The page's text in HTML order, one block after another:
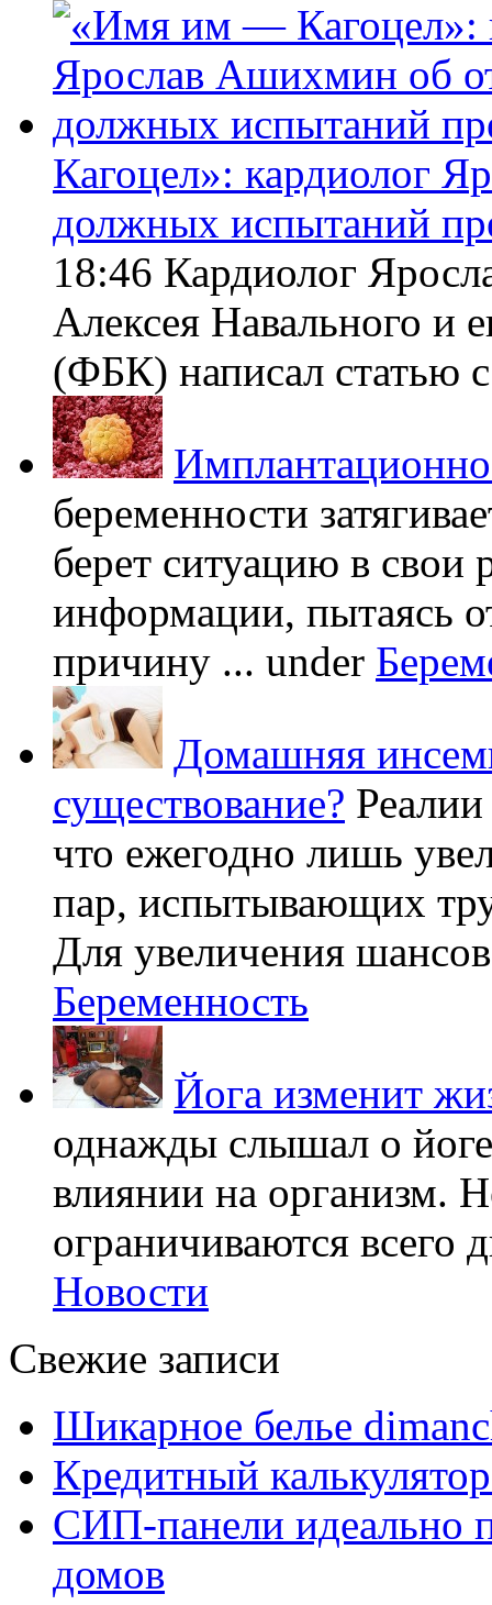
Кагоцел»: кардиолог
должных испытаний
18:46 Кардиолог
Алексея Навального и
(ФБК) написал статью
беременности
берет ситуацию в свои
информации, пытаясь
причину ... under
Домашняя
существование?
что ежегодно лишь
пар, испытывающих
Для увеличения
Беременность
Йога изменит
однажды слышал о
влиянии на организм.
ограничиваются всего
Новости
Свежие записи
Шикарное белье
Кредитный
СИП-панели идеально
домов